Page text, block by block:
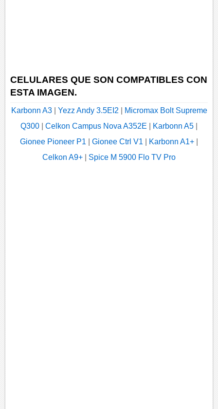
CELULARES QUE SON COMPATIBLES CON
ESTA IMAGEN.
Karbonn A3| Yezz Andy 3.5EI2
Micromax Bolt Supreme
Q300
Celkon Campus Nova A352E Karbonn A5
Gionee Pioneer P1
Gionee Ctrl V1 Karbonn A1+
Celkon A9+
Spice M 5900 Flo TV Pro